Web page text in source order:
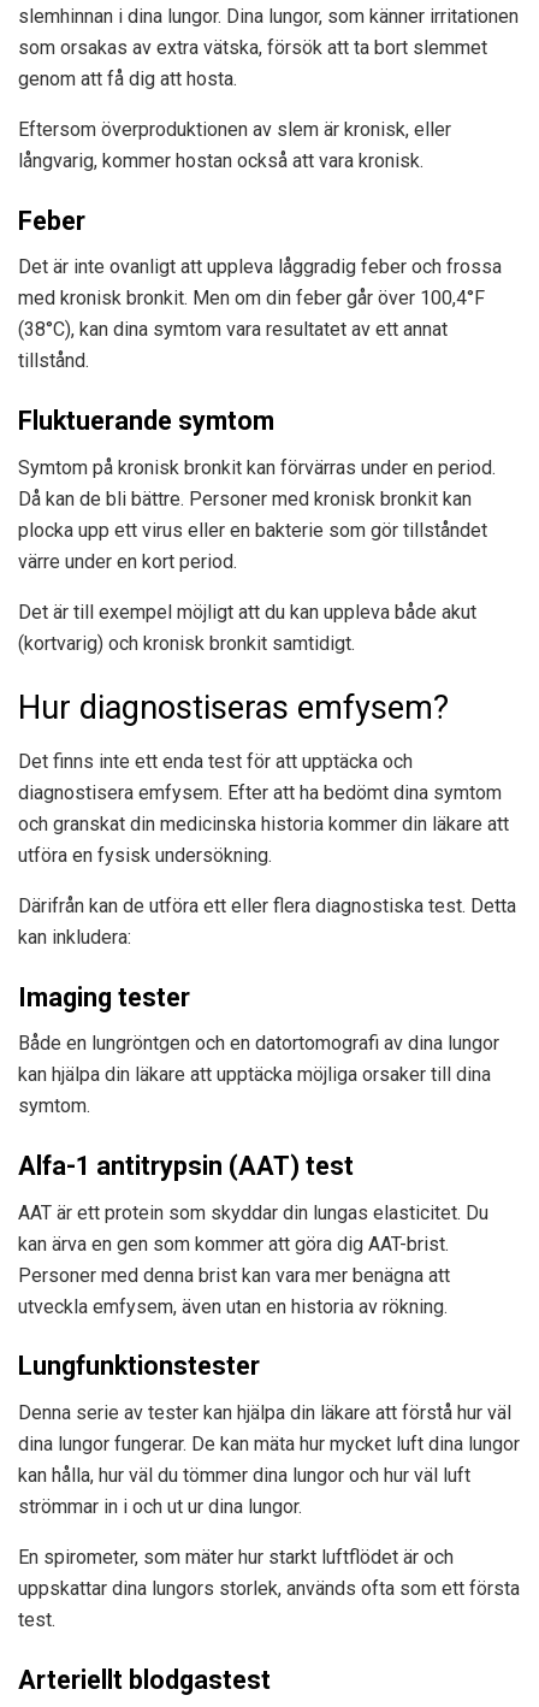
slemhinnan i dina lungor. Dina lungor, som känner irritationen
som orsakas av extra vätska, försök att ta bort slemmet
genom att få dig att hosta.
Eftersom överproduktionen av slem är kronisk, eller
långvarig, kommer hostan också att vara kronisk.
Feber
Det är inte ovanligt att uppleva låggradig feber och frossa
med kronisk bronkit. Men om din feber går över 100,4°F
(38°C), kan dina symtom vara resultatet av ett annat
tillstånd.
Fluktuerande symtom
Symtom på kronisk bronkit kan förvärras under en period.
Då kan de bli bättre. Personer med kronisk bronkit kan
plocka upp ett virus eller en bakterie som gör tillståndet
värre under en kort period.
Det är till exempel möjligt att du kan uppleva både akut
(kortvarig) och kronisk bronkit samtidigt.
Hur diagnostiseras emfysem?
Det finns inte ett enda test för att upptäcka och
diagnostisera emfysem. Efter att ha bedömt dina symtom
och granskat din medicinska historia kommer din läkare att
utföra en fysisk undersökning.
Därifrån kan de utföra ett eller flera diagnostiska test. Detta
kan inkludera:
Imaging tester
Både en lungröntgen och en datortomografi av dina lungor
kan hjälpa din läkare att upptäcka möjliga orsaker till dina
symtom.
Alfa-1 antitrypsin (AAT) test
AAT är ett protein som skyddar din lungas elasticitet. Du
kan ärva en gen som kommer att göra dig AAT-brist.
Personer med denna brist kan vara mer benägna att
utveckla emfysem, även utan en historia av rökning.
Lungfunktionstester
Denna serie av tester kan hjälpa din läkare att förstå hur väl
dina lungor fungerar. De kan mäta hur mycket luft dina lungor
kan hålla, hur väl du tömmer dina lungor och hur väl luft
strömmar in i och ut ur dina lungor.
En spirometer, som mäter hur starkt luftflödet är och
uppskattar dina lungors storlek, används ofta som ett första
test.
Arteriellt blodgastest